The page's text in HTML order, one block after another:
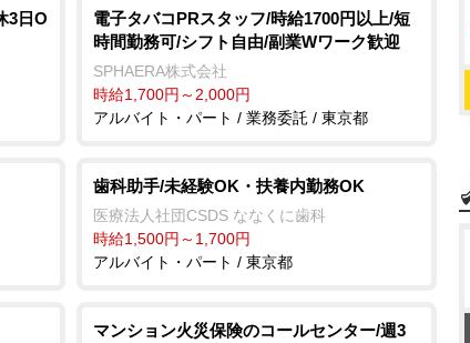
3日O
電子タバコPRスタッフ/時給1700円以上/短
時間勤務可/シフト自由/副業Wワーク歓迎
SPHAERA株式会社
時給1,700円～2,000円
アルバイト・パート / 業務委託 / 東京都
歯科助手/未経験OK・扶養内勤務OK
医療法人社団CSDS ななくに歯科
時給1,500円～1,700円
アルバイト・パート / 東京都
マンション火災保険のコールセンター/週3